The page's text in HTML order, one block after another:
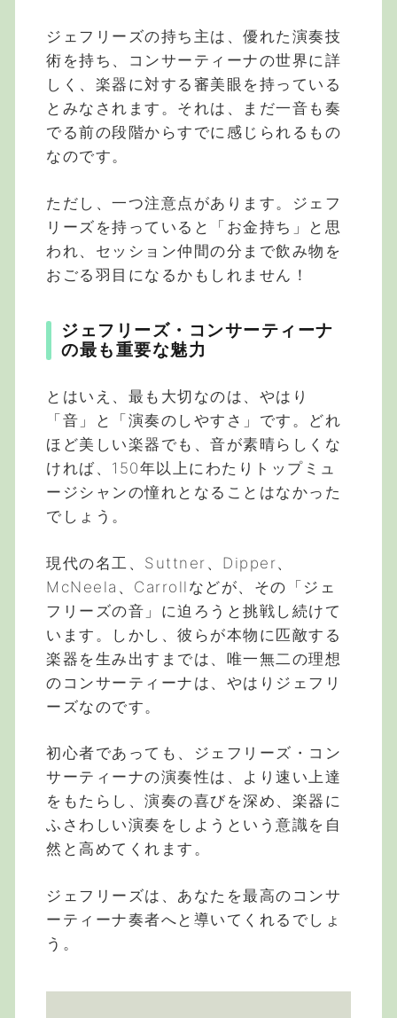
ジェフリーズの持ち主は、優れた演奏技
術を持ち、コンサーティーナの世界に詳
しく、楽器に対する審美眼を持っている
とみなされます。それは、まだ一音も奏
でる前の段階からすでに感じられるもの
なのです。
ただし、一つ注意点があります。ジェフ
リーズを持っていると「お金持ち」と思
われ、セッション仲間の分まで飲み物を
おごる羽目になるかもしれません！
ジェフリーズ・コンサーティーナ
の最も重要な魅力
とはいえ、最も大切なのは、やはり
「音」と「演奏のしやすさ」です。どれ
ほど美しい楽器でも、音が素晴らしくな
ければ、150年以上にわたりトップミュ
ージシャンの憧れとなることはなかった
でしょう。
現代の名工、Suttner、Dipper、
McNeela、Carrollなどが、その「ジェ
フリーズの音」に迫ろうと挑戦し続けて
います。しかし、彼らが本物に匹敵する
楽器を生み出すまでは、唯一無二の理想
のコンサーティーナは、やはりジェフリ
ーズなのです。
初心者であっても、ジェフリーズ・コン
サーティーナの演奏性は、より速い上達
をもたらし、演奏の喜びを深め、楽器に
ふさわしい演奏をしようという意識を自
然と高めてくれます。
ジェフリーズは、あなたを最高のコンサ
ーティーナ奏者へと導いてくれるでしょ
う。